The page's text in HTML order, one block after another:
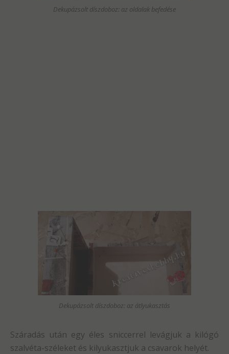
Dekupázsolt díszdoboz: az oldalak befedése
Dekupázsolt díszdoboz: az átlyukasztás
Száradás után egy éles sniccerrel levágjuk a kilógó
szalvéta-széleket és kilyukasztjuk a csavarok helyét.